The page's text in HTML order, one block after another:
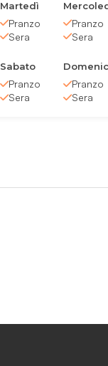
Martedì
Pranzo
Sera
Pranzo
Sera
Sabato
Pranzo
Sera
Pranzo
Sera